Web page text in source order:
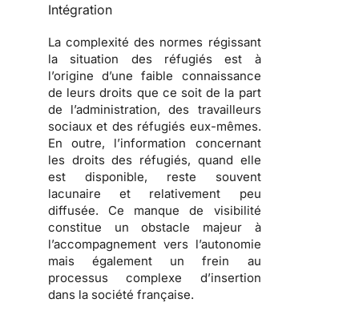
Intégration
La complexité des normes régissant
la situation des réfugiés est à
l’origine d’une faible connaissance
de leurs droits que ce soit de la part
de l’administration, des travailleurs
sociaux et des réfugiés eux-mêmes.
En outre, l’information concernant
les droits des réfugiés, quand elle
est disponible, reste souvent
lacunaire et relativement peu
diffusée. Ce manque de visibilité
constitue un obstacle majeur à
l’accompagnement vers l’autonomie
mais également un frein au
processus complexe d’insertion
dans la société française.